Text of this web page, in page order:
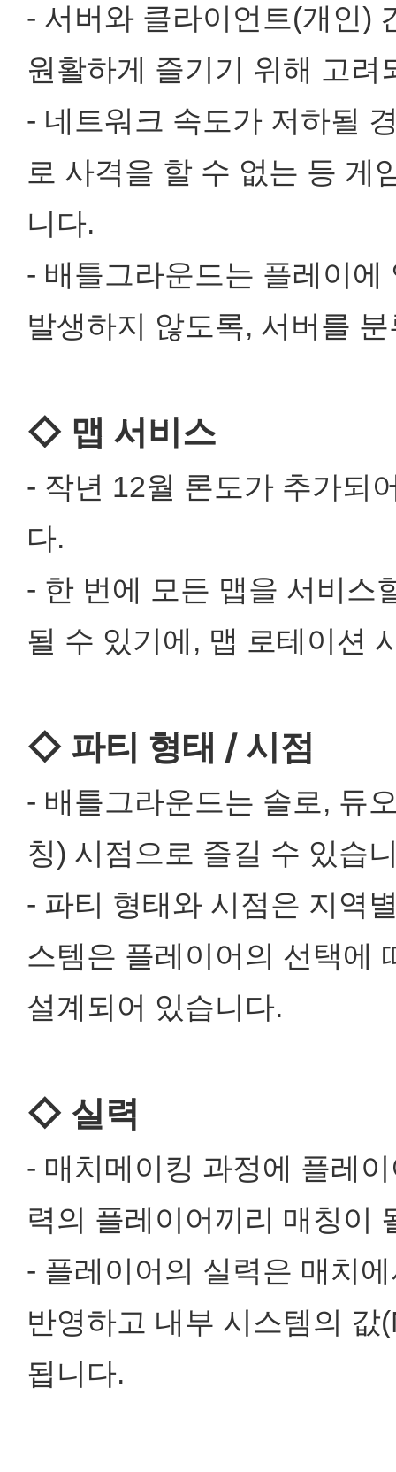
- 서버와 클라이언트(개인)
원활하게 즐기기 위해 고려
- 네트워크 속도가 저하될
로 사격을 할 수 없는 등 게
니다.
- 배틀그라운드는 플레이
발생하지 않도록, 서버를
◇ 맵 서비스
- 작년 12월 론도가 추가되
다.
- 한 번에 모든 맵을 서비스
될 수 있기에, 맵 로테이션
◇ 파티 형태 / 시점
- 배틀그라운드는 솔로, 듀
칭) 시점으로 즐길 수 있습
- 파티 형태와 시점은 지역
스템은 플레이어의 선택에
설계되어 있습니다.
◇ 실력
- 매치메이킹 과정에 플레
력의 플레이어끼리 매칭이
- 플레이어의 실력은 매치
반영하고 내부 시스템의
됩니다.